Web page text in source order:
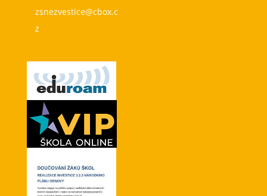
zsnezvestice@cbox.c
z